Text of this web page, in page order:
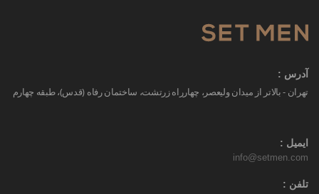
آدرس :
تهران - بالاتر از میدان ولیعصر، چهارراه زرتشت، ساختمان رفاه (قدس)، طبقه چهارم
ایمیل :
info@setmen.com
تلفن :